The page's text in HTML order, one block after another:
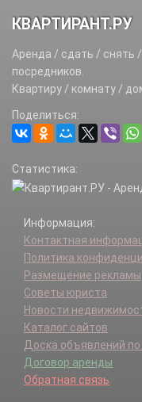
КВАРТИРАНТ.РУ
Аренда / сдать / снять
посредников.
Квартиру / комнату /
Поделиться:
Статистика:
Информация:
Контактная
Политика
Размещение рекламы
Советы юриста
Новости
Каталог сайтов
Доска объявлений
Договор аренды
Обратная связь